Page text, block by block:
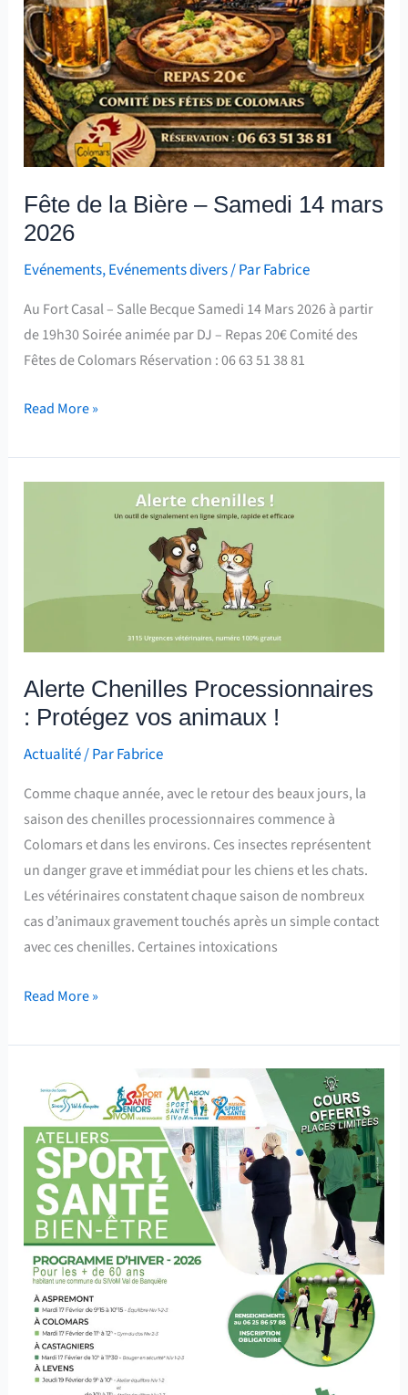
Fête de la Bière – Samedi 14 mars
2026
Evénements,Evénements divers/ ParFabrice
Au Fort Casal – Salle Becque Samedi 14 Mars 2026 à partir
de 19h30 Soirée animée par DJ – Repas 20€ Comité des
Fêtes de Colomars Réservation : 06 63 51 38 81
Read More »
Alerte Chenilles Processionnaires
: Protégez vos animaux !
Actualité/ ParFabrice
Comme chaque année, avec le retour des beaux jours, la
saison des chenilles processionnaires commence à
Colomars et dans les environs. Ces insectes représentent
un danger grave et immédiat pour les chiens et les chats.
Les vétérinaires constatent chaque saison de nombreux
cas d’animaux gravement touchés après un simple contact
avec ces chenilles. Certaines intoxications
Protégez
Read More »
Ateliers
Sport
Santé
Bien-
Etre
Programme
d’Hiver
2026